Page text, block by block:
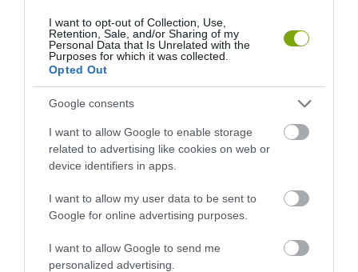
I want to opt-out of Collection, Use,
Retention, Sale, and/or Sharing of my
Personal Data that Is Unrelated with the
Purposes for which it was collected.
Opted Out
Google consents
I want to allow Google to enable storage
related to advertising like cookies on web or
device identifiers in apps.
I want to allow my user data to be sent to
Google for online advertising purposes.
I want to allow Google to send me
personalized advertising.